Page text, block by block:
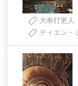
大奉打更人
ティエン・